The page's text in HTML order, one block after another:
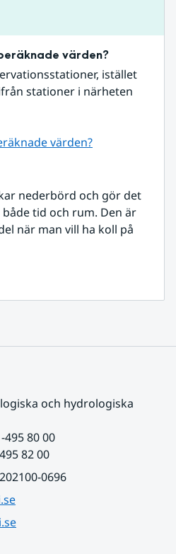
värden?
istället
stationer i närheten
värden?
nederbörd och gör det
tid och rum. Den är
när man vill ha koll på
och hydrologiska
495 80 00
82 00
0696